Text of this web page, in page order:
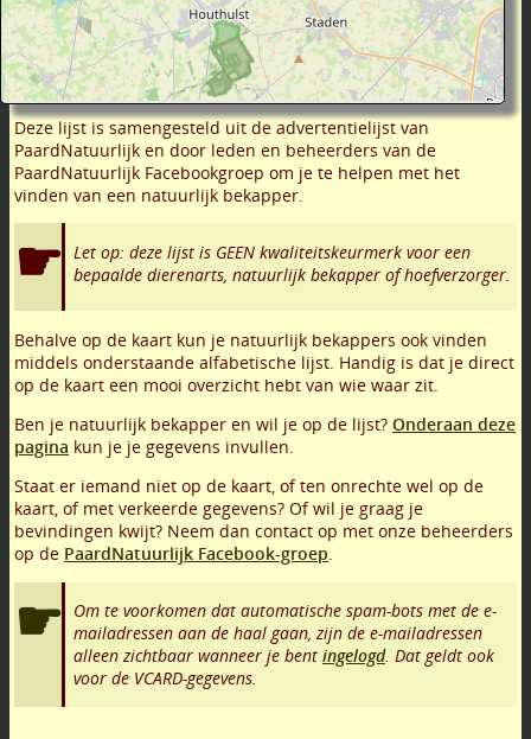
Deze lijst is samengesteld uit de advertentielijst van
PaardNatuurlijk en door leden en beheerders van de
PaardNatuurlijk Facebookgroep om je te helpen met het
vinden van een natuurlijk bekapper.
Let op: deze lijst is GEEN kwaliteitskeurmerk voor een
bepaalde dierenarts, natuurlijk bekapper of hoefverzorger.
Behalve op de kaart kun je natuurlijk bekappers ook vinden
middels onderstaande alfabetische lijst. Handig is dat je direct
op de kaart een mooi overzicht hebt van wie waar zit.
Ben je natuurlijk bekapper en wil je op de lijst? Onderaan deze
pagina kun je je gegevens invullen.
Staat er iemand niet op de kaart, of ten onrechte wel op de
kaart, of met verkeerde gegevens? Of wil je graag je
bevindingen kwijt? Neem dan contact op met onze beheerders
op de PaardNatuurlijk Facebook-groep.
Om te voorkomen dat automatische spam-bots met de e-
mailadressen aan de haal gaan, zijn de e-mailadressen
alleen zichtbaar wanneer je bent ingelogd. Dat geldt ook
voor de VCARD-gegevens.